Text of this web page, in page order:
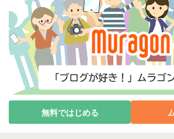
無料ではじめる